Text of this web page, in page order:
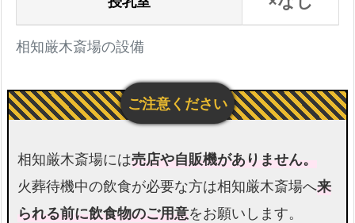
ス
相
木
斎
場
相知厳木斎場の設備
相知厳木斎場には売店や自販機がありません。
火葬待機中の飲食が必要な方は相知厳木斎場へ来
られる前に飲食物のご用意をお願いします。